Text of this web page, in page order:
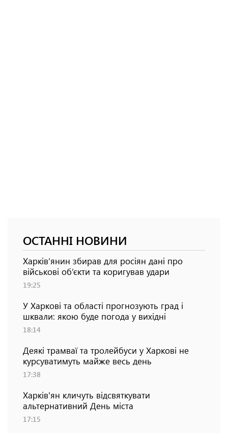
ОСТАННІ НОВИНИ
Харків’янин збирав для росіян дані про
військові об’єкти та коригував удари
19:25
У Харкові та області прогнозують град і
шквали: якою буде погода у вихідні
18:14
Деякі трамваї та тролейбуси у Харкові не
курсуватимуть майже весь день
17:38
Харків'ян кличуть відсвяткувати
альтернативний День міста
17:15